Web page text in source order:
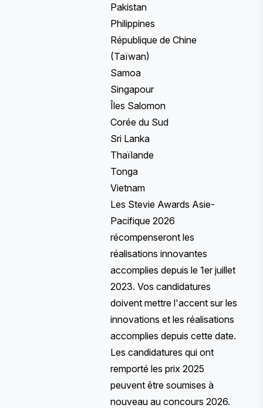
Pakistan
Philippines
République de Chine
(Taïwan)
Samoa
Singapour
Îles Salomon
Corée du Sud
Sri Lanka
Thaïlande
Tonga
Vietnam
Les Stevie Awards Asie-
Pacifique 2026
récompenseront les
réalisations innovantes
accomplies depuis le 1er juillet
2023. Vos candidatures
doivent mettre l'accent sur les
innovations et les réalisations
accomplies depuis cette date.
Les candidatures qui ont
remporté les prix 2025
peuvent être soumises à
nouveau au concours 2026.